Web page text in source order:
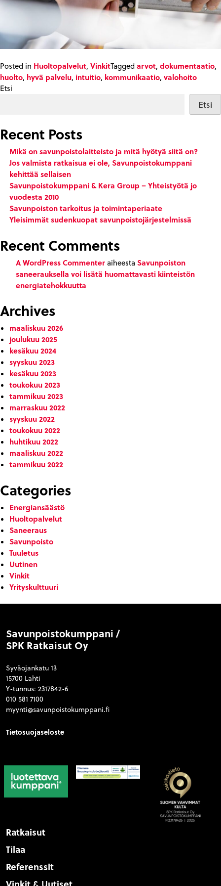
Posted in Huoltopalvelut, VinkitTaggedarvot, dokumentaatio,
huolto, hyvä palvelu, intuitio, kommunikaatio, valohoito
Etsi
Etsi
Recent Posts
Mikä on savunpoistolaitteisto ja mitä hyötyä siitä on?
Jos valmista ratkaisua ei ole, Savunpoistokumppani
kehittää sellaisen
Savunpoistokumppani & Kera Group – Yhteistyötä jo
vuodesta 2010
Savunpoiston tarkoitus ja toimintaperiaate
Yleisimmät sudenkuopat savunpoistojärjestelmissä
Recent Comments
A WordPress Commenteraiheesta Savunpoiston
saneerauksella voi lisätä huomattavasti kiinteistön
energiatehokkuutta
Archives
maaliskuu 2026
joulukuu 2025
kesäkuu 2024
syyskuu 2023
kesäkuu 2023
toukokuu 2023
tammikuu 2023
marraskuu 2022
syyskuu 2022
toukokuu 2022
huhtikuu 2022
maaliskuu 2022
tammikuu 2022
Categories
Energiansäästö
Huoltopalvelut
Saneeraus
Savunpoisto
Tuuletus
Uutinen
Vinkit
Yrityskulttuuri
Savunpoistokumppani /
SPK Ratkaisut Oy
Syväojankatu 13
15700 Lahti
Y-tunnus: 2317842-6
010 581 7100
myynti@savunpoistokumppani.fi
Tietosuojaseloste
Ratkaisut
Tilaa
Referenssit